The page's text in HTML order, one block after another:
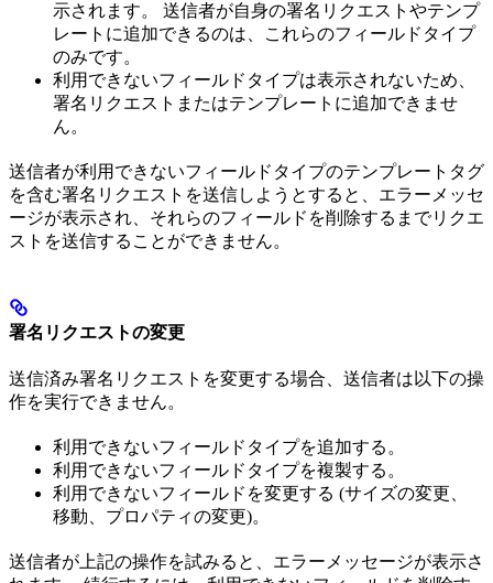
示されます。 送信者が自身の署名リクエストやテンプ
レートに追加できるのは、これらのフィールドタイプ
のみです。
利用できないフィールドタイプは表示されないため、
署名リクエストまたはテンプレートに追加できませ
ん。
送信者が利用できないフィールドタイプのテンプレートタグ
を含む署名リクエストを送信しようとすると、エラーメッセ
ージが表示され、それらのフィールドを削除するまでリクエ
ストを送信することができません。
署名リクエストの変更
送信済み署名リクエストを変更する場合、送信者は以下の操
作を実行できません。
利用できないフィールドタイプを追加する。
利用できないフィールドタイプを複製する。
利用できないフィールドを変更する (サイズの変更、
移動、プロパティの変更)。
送信者が上記の操作を試みると、エラーメッセージが表示さ